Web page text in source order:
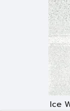
Ice